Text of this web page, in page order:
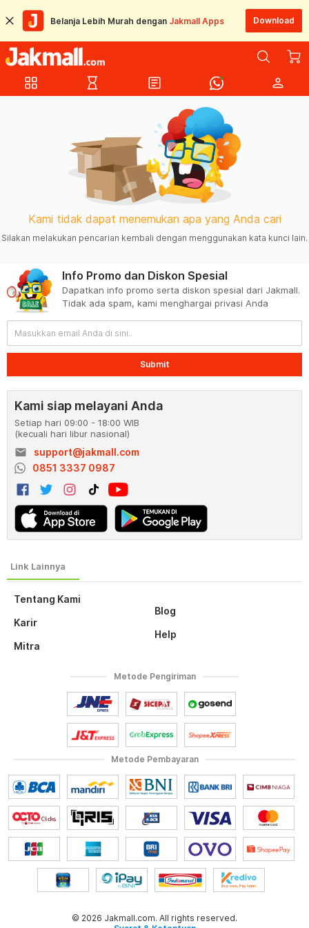
Belanja Lebih Murah dengan Jakmall Apps Download
grid_view hourglass_empty article person
Kami tidak dapat menemukan apa yang Anda cari
Silakan melakukan pencarian kembali dengan menggunakan kata kunci lain.
Tentang Kami
Karir
Mitra
Blog
Help
Info Promo dan Diskon Spesial
Dapatkan info promo serta diskon spesial dari Jakmall.
Tidak ada spam, kami menghargai privasi Anda
Submit
Kami siap melayani Anda
Setiap hari 09:00 - 18:00 WIB
(kecuali hari libur nasional)
email
support@jakmall.com
0851 3337 0987
Metode Pembayaran
Metode Pengiriman
© 2026 Jakmall.com. All rights reserved.